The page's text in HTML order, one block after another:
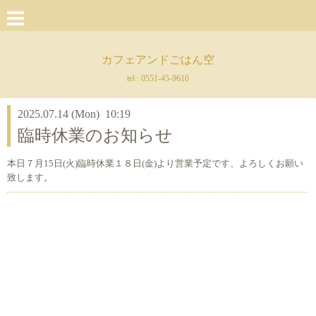
カフェアンドごはん空
tel : 0551-45-9610
2025.07.14 (Mon) 10:19
臨時休業のお知らせ
本日７月15日(火)臨時休業１８日(金)より営業予定です、よろしくお願い
致します。